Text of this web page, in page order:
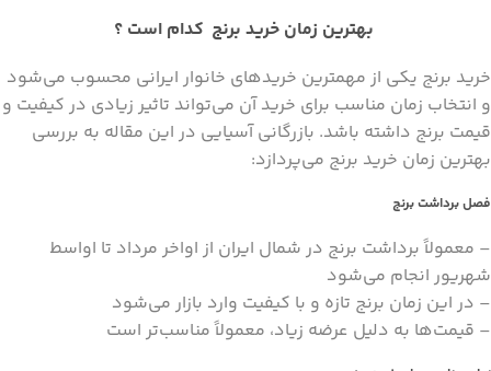
بهترین زمان خرید برنج کدام است ؟
خرید برنج یکی از مهمترین خریدهای خانوار ایرانی محسوب می‌شود
و انتخاب زمان مناسب برای خرید آن می‌تواند تاثیر زیادی در کیفیت و
قیمت برنج داشته باشد. بازرگانی آسیایی در این مقاله به بررسی
بهترین زمان خرید برنج می‌پردازد:
فصل برداشت برنج
– معمولاً برداشت برنج در شمال ایران از اواخر مرداد تا اواسط
شهریور انجام می‌شود
– در این زمان برنج تازه و با کیفیت وارد بازار می‌شود
– قیمت‌ها به دلیل عرضه زیاد، معمولاً مناسب‌تر است